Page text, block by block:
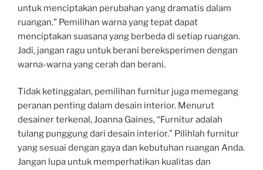
untuk menciptakan perubahan yang dramatis dalam
ruangan.” Pemilihan warna yang tepat dapat
menciptakan suasana yang berbeda di setiap ruangan.
Jadi, jangan ragu untuk berani bereksperimen dengan
warna-warna yang cerah dan berani.
Tidak ketinggalan, pemilihan furnitur juga memegang
peranan penting dalam desain interior. Menurut
desainer terkenal, Joanna Gaines, “Furnitur adalah
tulang punggung dari desain interior.” Pilihlah furnitur
yang sesuai dengan gaya dan kebutuhan ruangan Anda.
Jangan lupa untuk memperhatikan kualitas dan